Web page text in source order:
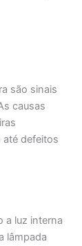
são sinais
causas
até defeitos
a luz interna
lâmpada